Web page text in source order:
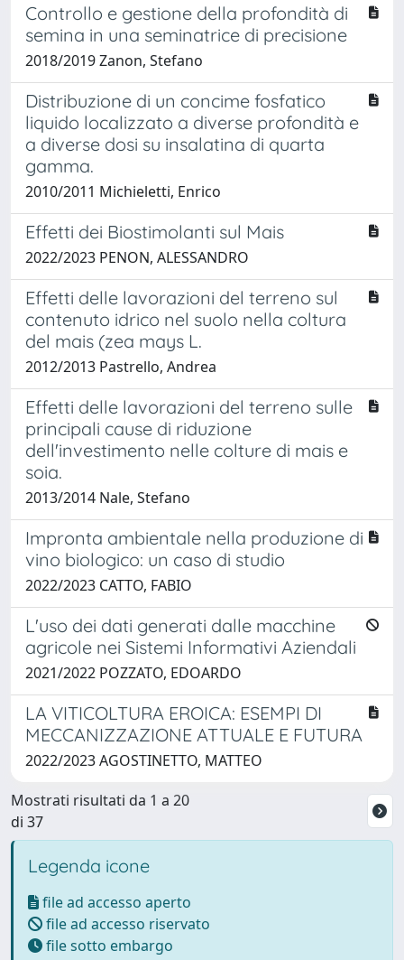
Controllo e gestione della profondità di
semina in una seminatrice di precisione
2018/2019 Zanon, Stefano
Distribuzione di un concime fosfatico
liquido localizzato a diverse profondità e
a diverse dosi su insalatina di quarta
gamma.
2010/2011 Michieletti, Enrico
Effetti dei Biostimolanti sul Mais
2022/2023 PENON, ALESSANDRO
Effetti delle lavorazioni del terreno sul
contenuto idrico nel suolo nella coltura
del mais (zea mays L.
2012/2013 Pastrello, Andrea
Effetti delle lavorazioni del terreno sulle
principali cause di riduzione
dell'investimento nelle colture di mais e
soia.
2013/2014 Nale, Stefano
Impronta ambientale nella produzione di
vino biologico: un caso di studio
2022/2023 CATTO, FABIO
L'uso dei dati generati dalle macchine
agricole nei Sistemi Informativi Aziendali
2021/2022 POZZATO, EDOARDO
LA VITICOLTURA EROICA: ESEMPI DI
MECCANIZZAZIONE ATTUALE E FUTURA
2022/2023 AGOSTINETTO, MATTEO
Mostrati risultati da 1 a 20
di 37
Legenda icone
file ad accesso aperto
file ad accesso riservato
file sotto embargo